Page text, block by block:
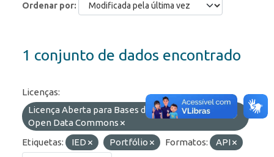
Ordenar por
1 conjunto de dados encontrado
Licenças:
Licença Aberta para Bases de Dados (ODbL) do
Open Data Commons
Etiquetas:
IED Portfólio Formatos: API